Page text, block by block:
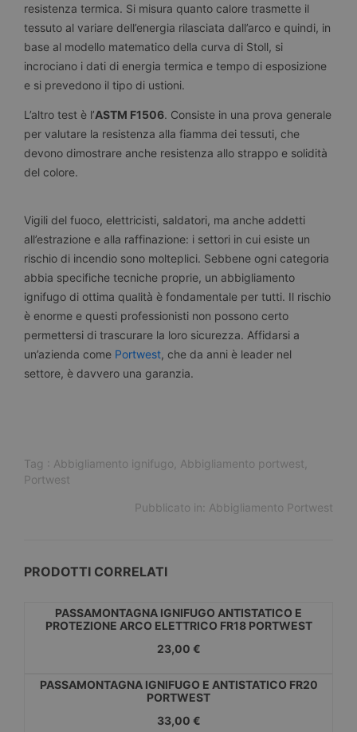
resistenza termica. Si misura quanto calore trasmette il
tessuto al variare dell’energia rilasciata dall’arco e quindi, in
base al modello matematico della curva di Stoll, si
incrociano i dati di energia termica e tempo di esposizione
e si prevedono il tipo di ustioni.
L’altro test è l’ASTM F1506. Consiste in una prova generale
per valutare la resistenza alla fiamma dei tessuti, che
devono dimostrare anche resistenza allo strappo e solidità
del colore.
Vigili del fuoco, elettricisti, saldatori, ma anche addetti
all’estrazione e alla raffinazione: i settori in cui esiste un
rischio di incendio sono molteplici. Sebbene ogni categoria
abbia specifiche tecniche proprie, un abbigliamento
ignifugo di ottima qualità è fondamentale per tutti. Il rischio
è enorme e questi professionisti non possono certo
permettersi di trascurare la loro sicurezza. Affidarsi a
un’azienda come Portwest, che da anni è leader nel
settore, è davvero una garanzia.
Tag : Abbigliamento ignifugo Abbigliamento portwest
Portwest
Pubblicato in: Abbigliamento Portwest
PRODOTTI CORRELATI
PASSAMONTAGNA IGNIFUGO ANTISTATICO E
PROTEZIONE ARCO ELETTRICO FR18 PORTWEST
23,00 €
PASSAMONTAGNA IGNIFUGO E ANTISTATICO FR20
PORTWEST
33,00 €